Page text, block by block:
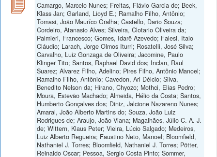
Camargo, Marcelo Nunes; Freitas, Flávio Garcia de; Beek,
Klass Jan; Garland, Lioyd E.; Ramalho Filho, Antônio;
Tomasi, João Mauríco Gralha; Castello, Dario Souza;
Cordeiro, Atanasio Alves; Silveira, Clotario Oliveira da;
Palmieri, Francesco; Gomes, Idarê Azevedo; Falesi, Italo
Cláudio; Larach, Jorge Olmos Iturri; Rosatelli, José Silva;
Carvalho, Luiz Gonzaga de Oliveira; Jacomine, Paulo
Klinger Tito; Santos, Raphael David dos; Inclan, Raul
Suarez; Alvarez Filho, Adelino; Pires Filho, Antônio Manoel;
Ramalho Filho, Antônio; Cavedon, Ari Délcio; Silva,
Benedito Nelson da; Hirano, Chyozo; Mothci, Elias Pedro;
Moura, Estevão Machado; Almeida, Hélio da Costa; Santos,
Humberto Gonçalves dos; Diniz, Jalcione Nazareno Nunes;
Amaral, João Alberto Martins do; Souza, João Luiz
Rodrigues de; Araujo, João Viana; Magalhães, Júlio C. A. J.
de; Wittern, Klaus Peter; Vieira, Lúcio Salgado; Medeiros,
Luiz Alberto Regueira; Faustino Neto, Manoel; Bloomfield,
Nathaniel J. Torres; Bloomfield, Nathaniel J. Torres; Pötter,
Reinaldo Oscar; Pessoa, Sergio Costa Pinto; Sommer,